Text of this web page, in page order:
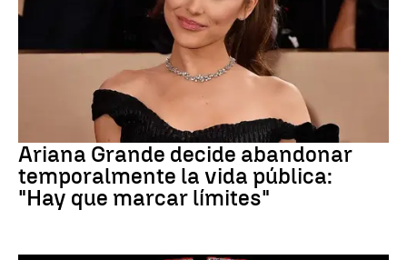
Ariana Grande decide abandonar
temporalmente la vida pública:
"Hay que marcar límites"